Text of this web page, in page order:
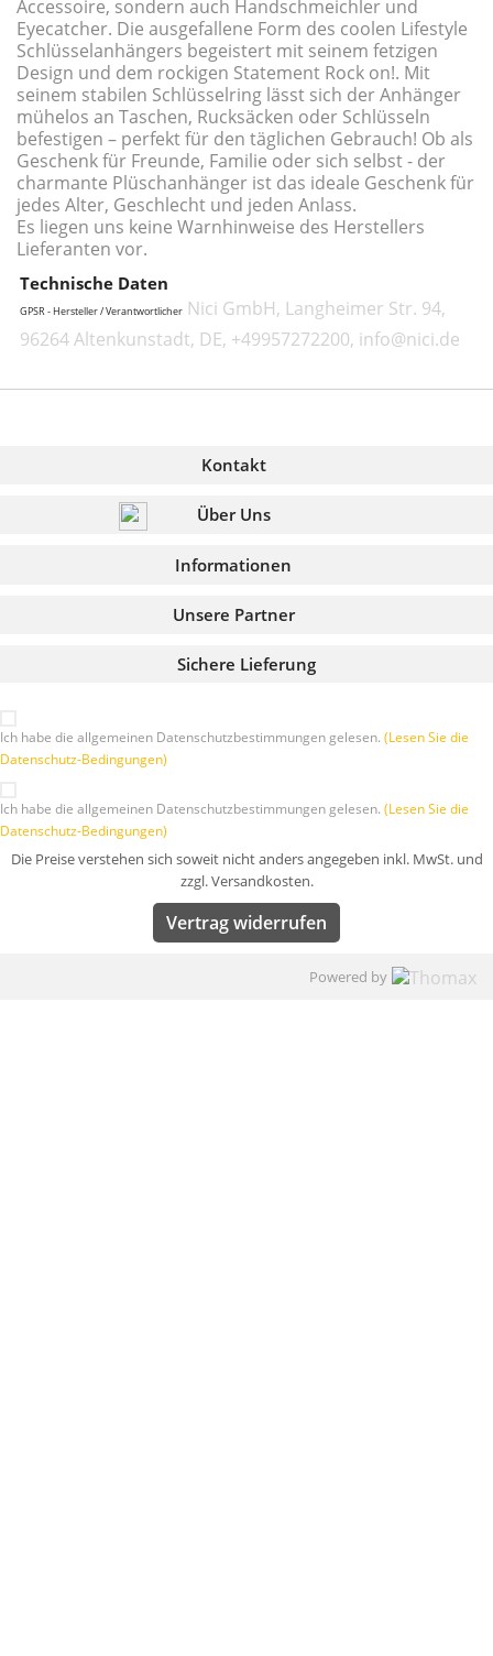
Accessoire, sondern auch Handschmeichler und
Eyecatcher. Die ausgefallene Form des coolen Lifestyle
Schlüsselanhängers begeistert mit seinem fetzigen
Design und dem rockigen Statement Rock on!. Mit
seinem stabilen Schlüsselring lässt sich der Anhänger
mühelos an Taschen, Rucksäcken oder Schlüsseln
befestigen – perfekt für den täglichen Gebrauch! Ob als
Geschenk für Freunde, Familie oder sich selbst - der
charmante Plüschanhänger ist das ideale Geschenk für
jedes Alter, Geschlecht und jeden Anlass.
Es liegen uns keine Warnhinweise des Herstellers
Lieferanten vor.
Technische Daten
GPSR - Hersteller / Verantwortlicher Nici GmbH, Langheimer Str. 94,
96264 Altenkunstadt, DE, +49957272200, info@nici.de
Kontakt
Über Uns
Informationen
Sichere Lieferung
Unsere Partner
Ich habe die allgemeinen Datenschutzbestimmungen gelesen. (Lesen Sie die
Datenschutz-Bedingungen)
Ich habe die allgemeinen Datenschutzbestimmungen gelesen. (Lesen Sie die
Datenschutz-Bedingungen)
Die Preise verstehen sich soweit nicht anders angegeben inkl. MwSt. und
zzgl. Versandkosten.
Vertrag widerrufen
Powered by